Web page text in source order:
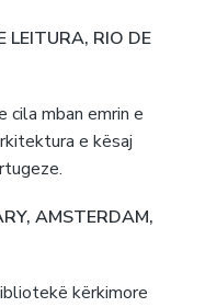
LEITURA, RIO DE
cila mban emrin e
e kësaj
AMSTERDAM,
kërkimore